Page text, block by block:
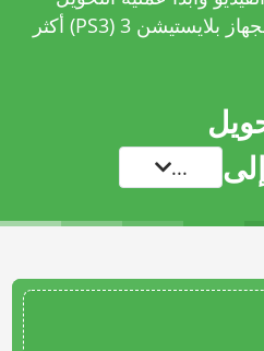
للفيديو. تدعم أداة التحويل لجهاز بلايستيشن 3 (PS3) أكثر
إلى ...